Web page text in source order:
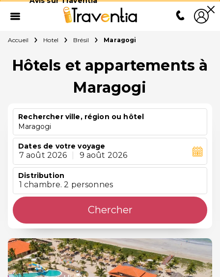
Accueil Hotel Brésil Maragogi
Hôtels et appartements à
Maragogi
Rechercher ville, région ou hôtel
Maragogi
Dates de votre voyage
7 août 2026 9 août 2026
Distribution
1 chambre. 2 personnes
Chercher